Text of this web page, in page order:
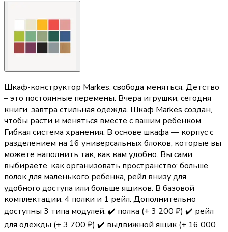
Шкаф-конструктор Markes: свобода меняться. Детство
– это постоянные перемены. Вчера игрушки, сегодня
книги, завтра стильная одежда. Шкаф Markes создан,
чтобы расти и меняться вместе с вашим ребенком.
Гибкая система хранения. В основе шкафа — корпус с
разделением на 16 универсальных блоков, которые вы
можете наполнить так, как вам удобно. Вы сами
выбираете, как организовать пространство: больше
полок для маленького ребенка, рейл внизу для
удобного доступа или больше ящиков. В базовой
комплектации: 4 полки и 1 рейл. Дополнительно
доступны 3 типа модулей: ✔️ полка (+ 3 200 ₽) ✔️ рейл
для одежды (+ 3 700 ₽) ✔️ выдвижной ящик (+ 16 000